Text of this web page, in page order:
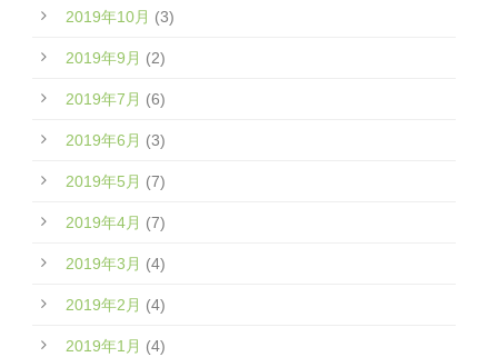
2019年10月 (3)
2019年9月 (2)
2019年7月 (6)
2019年6月 (3)
2019年5月 (7)
2019年4月 (7)
2019年3月 (4)
2019年2月 (4)
2019年1月 (4)